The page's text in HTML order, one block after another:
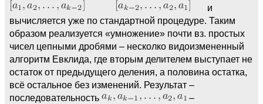
и
вычисляется уже по стандартной процедуре. Таким
образом реализуется «умножение» почти вз. простых
чисел цепными дробями – несколко видоизмененный
алгоритм Евклида, где вторым делителем выступает не
остаток от предыдущего деления, а половина остатка,
всё остальное без изменений. Результат –
последовательность
–